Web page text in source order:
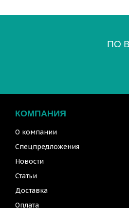
ПО
КОМПАНИЯ
О компании
Спецпредложения
Новости
Статьи
Доставка
Оплата